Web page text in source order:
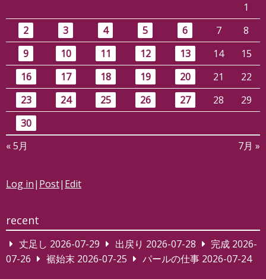
1
2
3 4 5 6 7
8
9
10 11 12 13 14
15
16
17 18 19 20 21
22
23
24 25 26 27 28
29
30
« 5月
7月 »
Log in| Post| Edit
recent
丈足し 2026-07-29 出戻り 2026-07-28 完成 2026-
07-26
裾始末 2026-07-25 パールの仕事 2026-07-24